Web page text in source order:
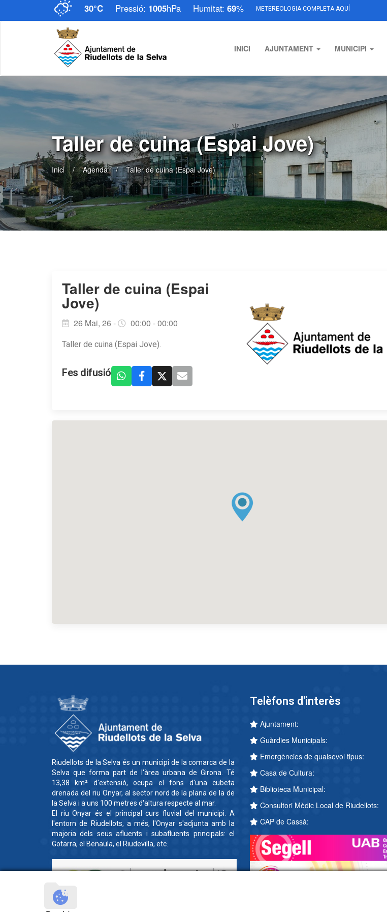
30°C Pressió: 1005hPa Humitat: 69% METEREOLOGIA COMPLETA AQUÍ
INICI AJUNTAMENT MUNICIPI
Taller de cuina (Espai Jove)
Inici Agenda Taller de cuina (Espai Jove)
Taller de cuina (Espai
Jove)
26 Mai, 26 - 00:00 - 00:00
Taller de cuina (Espai Jove).
Fes difusió
Riudellots de la Selva és un municipi de la comarca de la
Selva que forma part de l'àrea urbana de Girona. Té
13,38 km² d'extensió, ocupa el fons d'una cubeta
drenada del riu Onyar, al sector nord de la plana de la de
la Selva i a uns 100 metres d'altura respecte al mar.
El riu Onyar és el principal curs fluvial del municipi. A
l'entorn de Riudellots, a més, l'Onyar s'adjunta amb la
majoria dels seus afluents i subafluents principals: el
Gotarra, el Benaula, el Riudevilla, etc.
Telèfons d'interès
Ajuntament:
Guàrdies Municipals:
Emergències de qualsevol tipus:
Casa de Cultura:
Biblioteca Municipal:
Consultori Mèdic Local de Riudellots:
CAP de Cassà: